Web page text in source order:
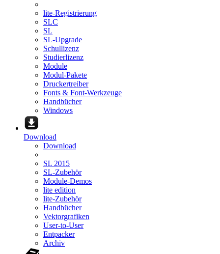
lite-Registrierung
SLC
SL
SL-Upgrade
Schullizenz
Studierlizenz
Module
Modul-Pakete
Druckertreiber
Fonts & Font-Werkzeuge
Handbücher
Windows
Download
Download
SL 2015
SL-Zubehör
Module-Demos
lite edition
lite-Zubehör
Handbücher
Vektorgrafiken
User-to-User
Entpacker
Archiv